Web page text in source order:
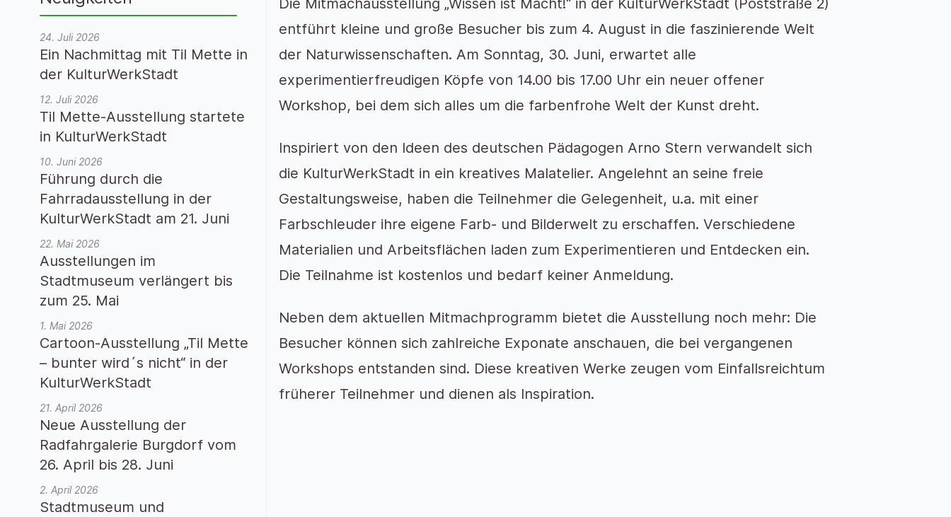
Die Mitmachausstellung „Wissen ist Macht!“ in der KulturWerkStadt (Poststraße 2)
entführt kleine und große Besucher bis zum 4. August in die faszinierende Welt
der Naturwissenschaften. Am Sonntag, 30. Juni, erwartet alle
experimentierfreudigen Köpfe von 14.00 bis 17.00 Uhr ein neuer offener
Workshop, bei dem sich alles um die farbenfrohe Welt der Kunst dreht.
Inspiriert von den Ideen des deutschen Pädagogen Arno Stern verwandelt sich
die KulturWerkStadt in ein kreatives Malatelier. Angelehnt an seine freie
Gestaltungsweise, haben die Teilnehmer die Gelegenheit, u.a. mit einer
Farbschleuder ihre eigene Farb- und Bilderwelt zu erschaffen. Verschiedene
Materialien und Arbeitsflächen laden zum Experimentieren und Entdecken ein.
Die Teilnahme ist kostenlos und bedarf keiner Anmeldung.
Neben dem aktuellen Mitmachprogramm bietet die Ausstellung noch mehr: Die
Besucher können sich zahlreiche Exponate anschauen, die bei vergangenen
Workshops entstanden sind. Diese kreativen Werke zeugen vom Einfallsreichtum
früherer Teilnehmer und dienen als Inspiration.
24. Juli 2026
Ein Nachmittag mit Til Mette in
der KulturWerkStadt
12. Juli 2026
Til Mette-Ausstellung startete
in KulturWerkStadt
10. Juni 2026
Führung durch die
Fahrradausstellung in der
KulturWerkStadt am 21. Juni
22. Mai 2026
Ausstellungen im
Stadtmuseum verlängert bis
zum 25. Mai
1. Mai 2026
Cartoon-Ausstellung „Til Mette
– bunter wird´s nicht“ in der
KulturWerkStadt
21. April 2026
Neue Ausstellung der
Radfahrgalerie Burgdorf vom
26. April bis 28. Juni
2. April 2026
Stadtmuseum und